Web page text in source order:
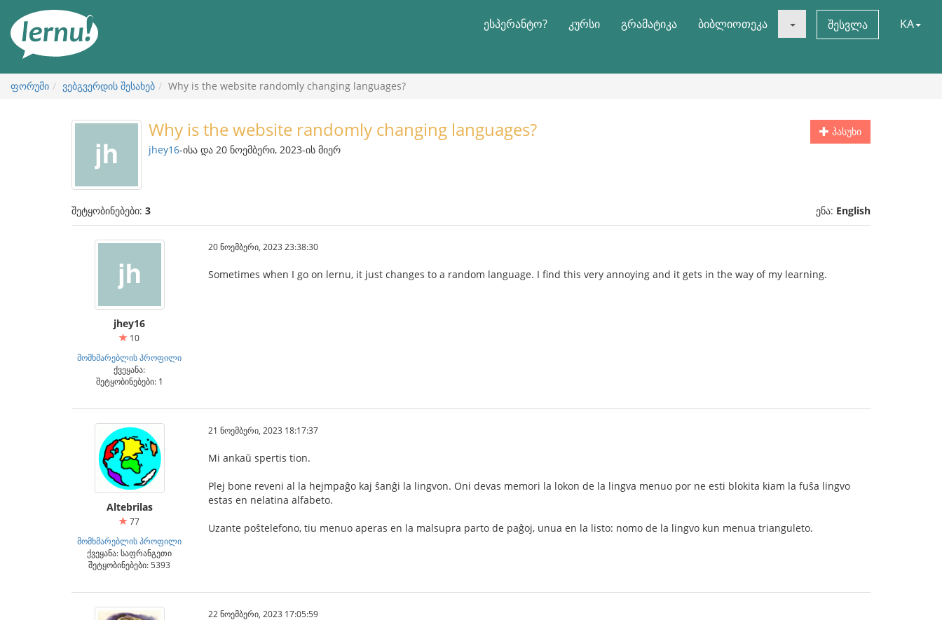
ნახვა
ესპერანტო? კურსი გრამატიკა ბიბლიოთეკა შესვლა KA
ფორუმი ვებგვერდის შესახებ Why is the website randomly changing languages?
პასუხი
Why is the website randomly changing languages?
jhey16-ისა და 20 ნოემბერი, 2023-ის მიერ
შეტყობინებები: 3 ენა: English
jhey16
10
მომხმარებლის პროფილი
ქვეყანა:
შეტყობინებები: 1
20 ნოემბერი, 2023 23:38:30
Sometimes when I go on lernu, it just changes to a random language. I find this very annoying and it gets in the way of my learning.
Altebrilas
77
მომხმარებლის პროფილი
ქვეყანა: საფრანგეთი
შეტყობინებები: 5393
21 ნოემბერი, 2023 18:17:37
Mi ankaŭ spertis tion.
Plej bone reveni al la hejmpaĝo kaj ŝanĝi la lingvon. Oni devas memori la lokon de la lingva menuo por ne esti blokita kiam la fuŝa lingvo
estas en nelatina alfabeto.
Uzante poŝtelefono, tiu menuo aperas en la malsupra parto de paĝoj, unua en la listo: nomo de la lingvo kun menua trianguleto.
22 ნოემბერი, 2023 17:05:59